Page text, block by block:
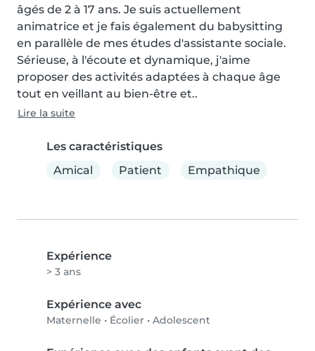
âgés de 2 à 17 ans. Je suis actuellement
animatrice et je fais également du babysitting
en parallèle de mes études d'assistante sociale.
Sérieuse, à l'écoute et dynamique, j'aime
proposer des activités adaptées à chaque âge
tout en veillant au bien-être et..
Lire la suite
Les caractéristiques
Amical
Patient Empathique
Expérience
> 3 ans
Expérience avec
Maternelle • Écolier • Adolescent